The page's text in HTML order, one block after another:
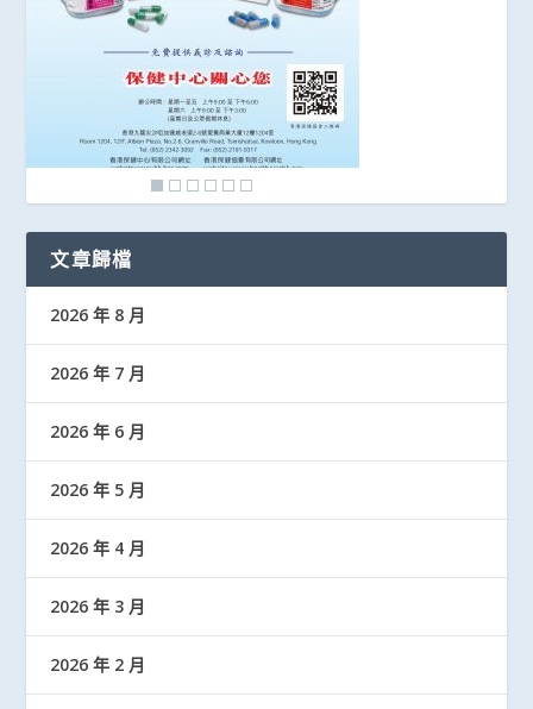
文章歸檔
2026 年 8 月
2026 年 7 月
2026 年 6 月
2026 年 5 月
2026 年 4 月
2026 年 3 月
2026 年 2 月